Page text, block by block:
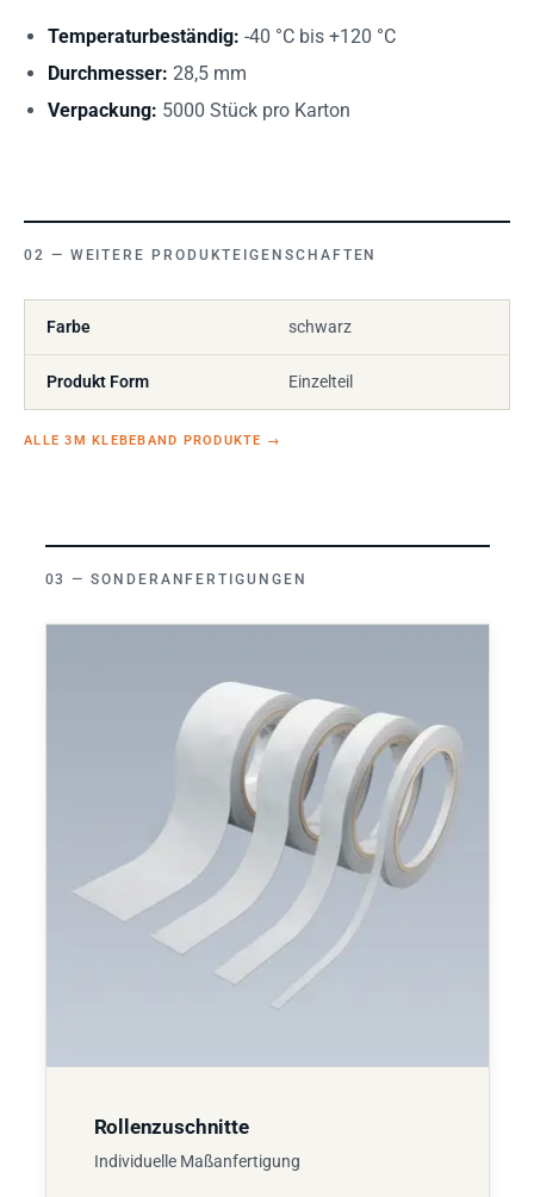
Temperaturbeständig: -40 °C bis +120 °C
Durchmesser: 28,5 mm
Verpackung: 5000 Stück pro Karton
WEITERE PRODUKTEIGENSCHAFTEN
Farbe schwarz
Produkt Form Einzelteil
ALLE 3M KLEBEBAND PRODUKTE →
SONDERANFERTIGUNGEN
Rollenzuschnitte
Individuelle Maßanfertigung